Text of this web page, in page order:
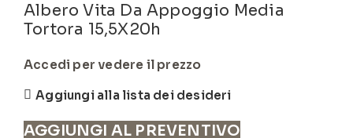
Albero Vita Da Appoggio Media
Tortora 15,5X20h
Accedi per vedere il prezzo
Aggiungi alla lista dei desideri
AGGIUNGI AL PREVENTIVO